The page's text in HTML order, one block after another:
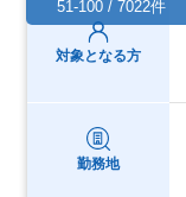
対象となる方
勤務地
51-100 / 7022件